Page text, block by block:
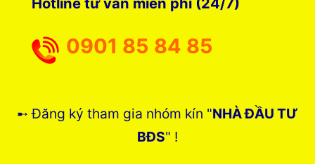
0901 85 84 85
➸ Đăng ký tham gia nhóm kín "NHÀ ĐẦU TƯ
BĐS" !